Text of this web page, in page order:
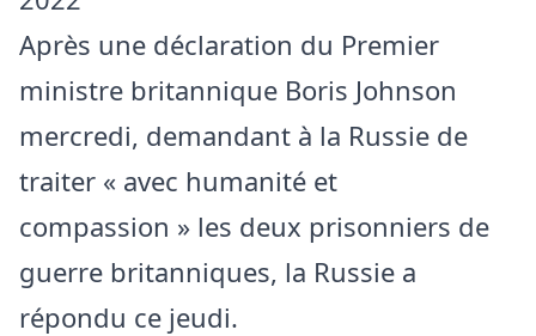
Après une déclaration du Premier
ministre britannique Boris Johnson
mercredi, demandant à la Russie de
traiter « avec humanité et
compassion » les deux prisonniers de
guerre britanniques, la Russie a
répondu ce jeudi.